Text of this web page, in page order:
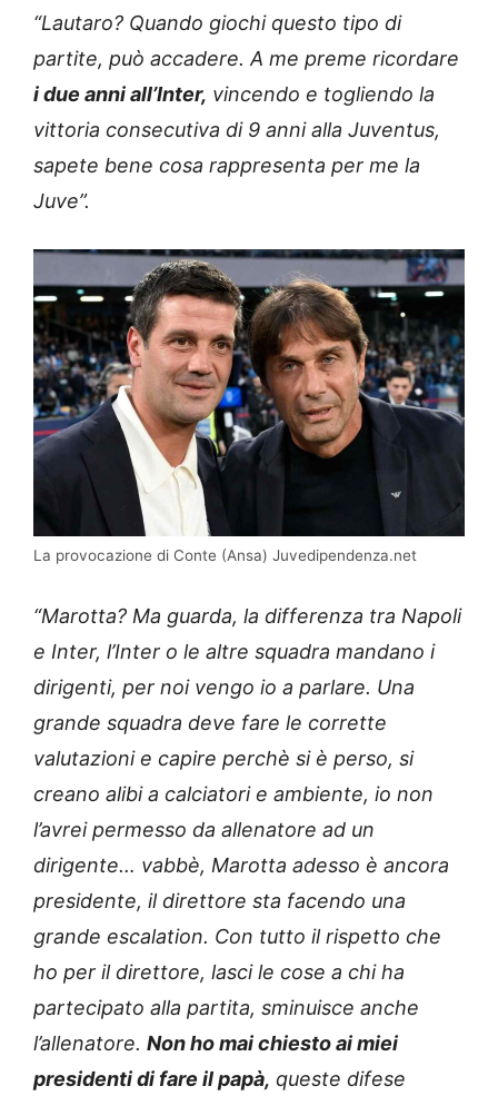
“Lautaro? Quando giochi questo tipo di
partite, può accadere. A me preme ricordare
i due anni all’Inter, vincendo e togliendo la
vittoria consecutiva di 9 anni alla Juventus,
sapete bene cosa rappresenta per me la
Juve”.
La provocazione di Conte (Ansa) Juvedipendenza.net
“Marotta? Ma guarda, la differenza tra Napoli
e Inter, l’Inter o le altre squadra mandano i
dirigenti, per noi vengo io a parlare. Una
grande squadra deve fare le corrette
valutazioni e capire perchè si è perso, si
creano alibi a calciatori e ambiente, io non
l’avrei permesso da allenatore ad un
dirigente… vabbè, Marotta adesso è ancora
presidente, il direttore sta facendo una
grande escalation. Con tutto il rispetto che
ho per il direttore, lasci le cose a chi ha
partecipato alla partita, sminuisce anche
l’allenatore. Non ho mai chiesto ai miei
presidenti di fare il papà, queste difese